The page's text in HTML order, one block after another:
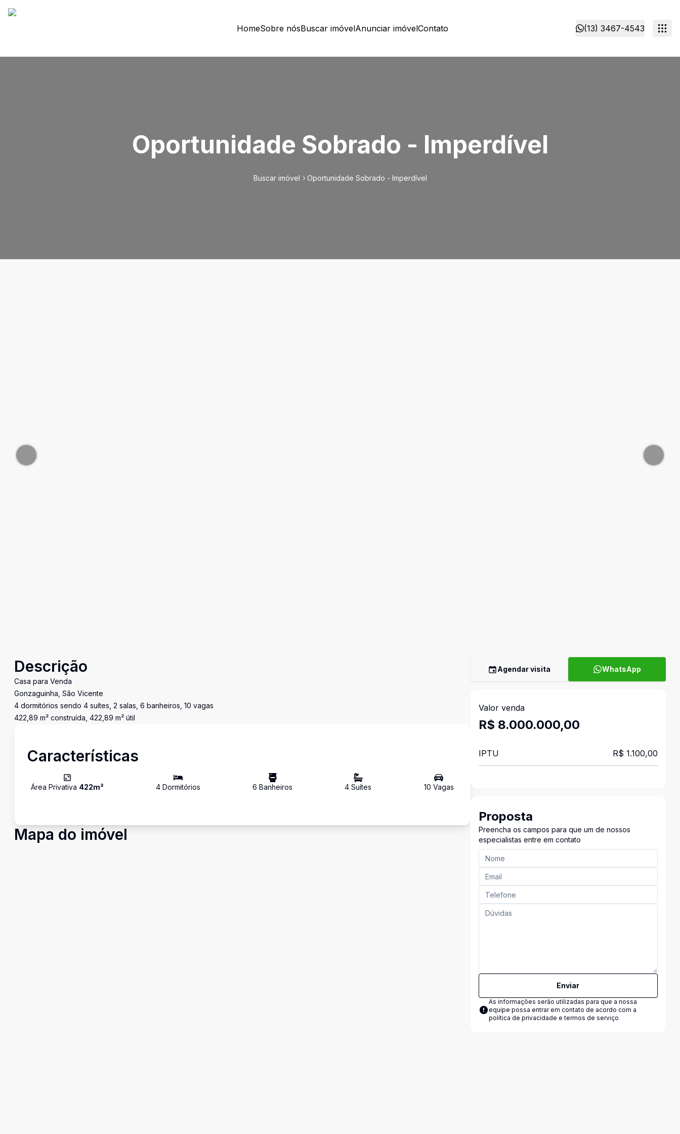
HomeSobre nósBuscar imóvelAnunciar imóvelContato (13) 3467-4543
Oportunidade Sobrado - Imperdível
Buscar imóvel Oportunidade Sobrado - Imperdível
Descrição
Casa para Venda
Gonzaguinha, São Vicente
4 dormitórios sendo 4 suítes, 2 salas, 6 banheiros, 10 vagas
422,89 m² construída, 422,89 m² útil
Características
Área Privativa 422m² 4 Dormitórios 6 Banheiros 4 Suítes 10 Vagas
Mapa do imóvel
Agendar visita WhatsApp
Valor venda
R$ 8.000.000,00
IPTU R$ 1.100,00
Proposta
Preencha os campos para que um de nossos
especialistas entre em contato
Enviar
As informações serão utilizadas para que a nossa
equipe possa entrar em contato de acordo com a
política de privacidade e termos de serviço